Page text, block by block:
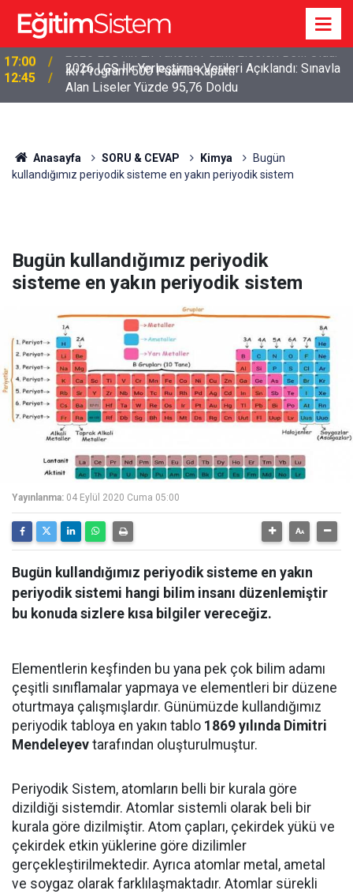
12:45
2026 LGS İlk Yerleştirme Verileri Açıklandı: Sınavla
Alan Liseler Yüzde 95,76 Doldu
Anasayfa SORU & CEVAP Kimya
Bugün
kullandığımız periyodik sisteme en yakın periyodik sistem
Bugün kullandığımız periyodik
sisteme en yakın periyodik sistem
Yayınlanma: 04 Eylül 2020 Cuma 05:00
Bugün kullandığımız periyodik sisteme en yakın
periyodik sistemi hangi bilim insanı düzenlemiştir
bu konuda sizlere kısa bilgiler vereceğiz.
Elementlerin keşfinden bu yana pek çok bilim adamı
çeşitli sınıflamalar yapmaya ve elementleri bir düzene
oturtmaya çalışmışlardır. Günümüzde kullandığımız
periyodik tabloya en yakın tablo 1869 yılında Dimitri
Mendeleyev tarafından oluşturulmuştur.
Periyodik Sistem, atomların belli bir kurala göre
dizildiği sistemdir. Atomlar sistemli olarak beli bir
kurala göre dizilmiştir. Atom çapları, çekirdek yükü ve
çekirdek etkin yüklerine göre dizilimler
gerçekleştirilmektedir. Ayrıca atomlar metal, ametal
ve soygaz olarak farklılaşmaktadır. Atomlar sürekli